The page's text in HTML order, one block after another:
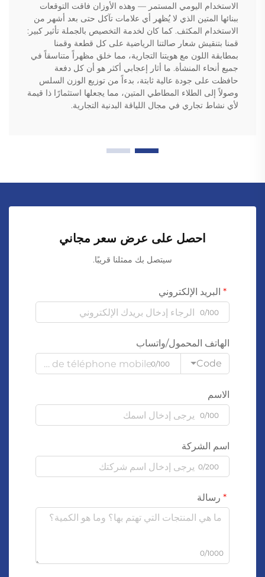
الاستخدام اليومي المستمر — وهذه الأوزان فاقت التوقعات
ببنائها المتين الذي لا يُظهر أي علامات تآكل حتى بعد أشهر من
الاستخدام المكثف. كما كان لخدمة التخصيص بالجملة تأثير كبير:
قمنا بتنقیش شعار صالتنا الرياضية على كل قطعة وقمنا
بمطابقة اللون مع هويتنا التجارية، مما خلق مظهراً متناسقاً في
جميع أنحاء المنشأة. ما أثار إعجابي أكثر هو أن كل دفعة
حافظت على جودة عالية ثابتة، بدءاً من توزيع الوزن السلس
وصولاً إلى الطلاء المطاطي المتين، مما يجعلها استثمارًا ذا قيمة
لأي نشاط تجاري في مجال اللياقة البدنية التجارية.
احصل على عرض سعر مجاني
سيتصل بك ممثلنا قريبًا.
البريد الإلكتروني
0/100
الهاتف المحمول/واتساب
Code
0/100
الاسم
0/100
اسم الشركة
0/200
رسالة
0/1000